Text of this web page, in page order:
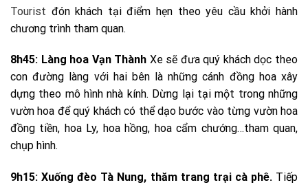
Tourist đón khách tại điểm hẹn theo yêu cầu khởi hành
chương trình tham quan.
8h45: Làng hoa Vạn Thành Xe sẽ đưa quý khách dọc theo
con đường làng với hai bên là những cánh đồng hoa xây
dựng theo mô hình nhà kính. Dừng lại tại một trong những
vườn hoa để quý khách có thể dạo bước vào từng vườn hoa
đồng tiền, hoa Ly, hoa hồng, hoa cẩm chướng…tham quan,
chụp hình.
9h15: Xuống đèo Tà Nung, thăm trang trại cà phê.Tiếp